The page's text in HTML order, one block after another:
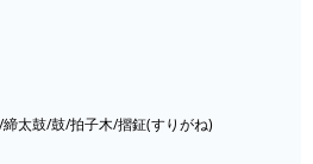
太鼓/鼓/拍子木/摺鉦(すりがね)